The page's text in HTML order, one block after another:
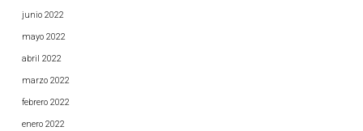
junio 2022
mayo 2022
abril 2022
marzo 2022
febrero 2022
enero 2022